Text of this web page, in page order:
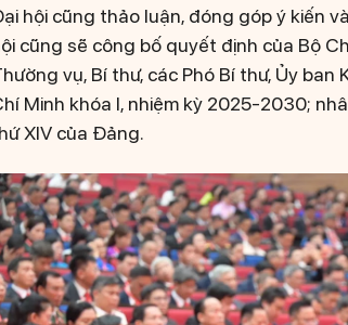
hội cũng thảo luận, đóng góp ý kiến
cũng sẽ công bố quyết định của Bộ
vụ, Bí thư, các Phó Bí thư, Ủy ban
Minh khóa I, nhiệm kỳ 2025-2030;
XIV của Đảng.